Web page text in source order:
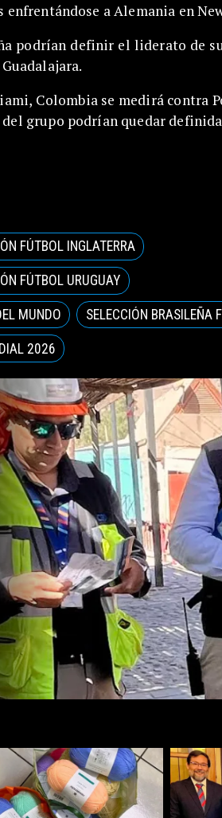
enfrentándose a Alemania en
podrían definir el liderato de
Colombia se medirá contra
grupo podrían quedar
FÚTBOL INGLATERRA
FÚTBOL URUGUAY
MUNDO SELECCIÓN BRASILEÑA
2026